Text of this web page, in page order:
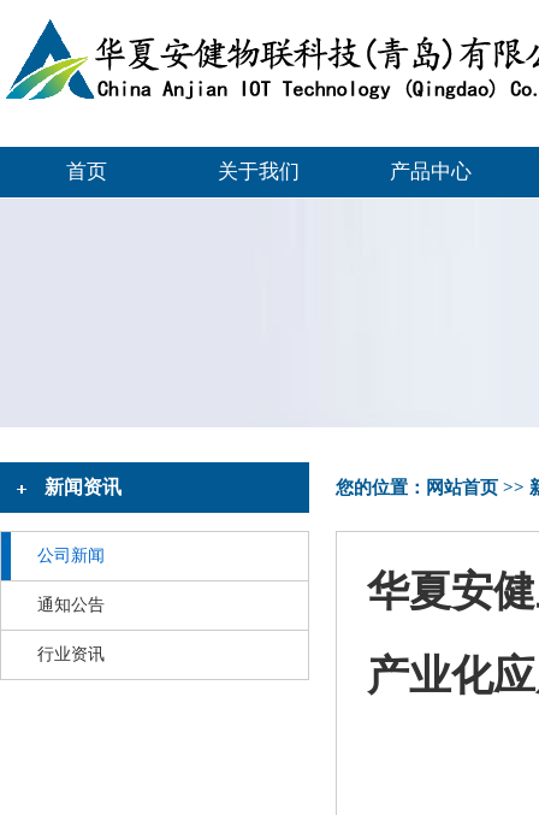
首页 关于我们 产品中心
新闻资讯
公司新闻
通知公告
行业资讯
您的位置： 网站首页 >>
华夏安
产业化